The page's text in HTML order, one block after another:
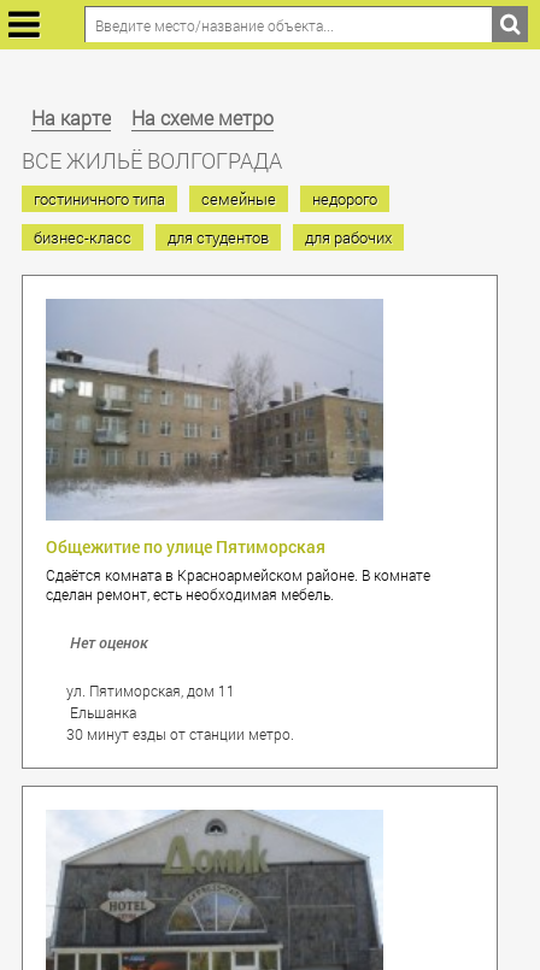
На карте На схеме метро
ВСЕ ЖИЛЬЁ ВОЛГОГРАДА
гостиничного типа семейные
недорого
бизнес-класс
для студентов для рабочих
Общежитие по улице Пятиморская
Сдаётся комната в Красноармейском районе. В комнате
сделан ремонт, есть необходимая мебель.
Нет оценок
ул. Пятиморская, дом 11
Ельшанка
30 минут езды от станции метро.